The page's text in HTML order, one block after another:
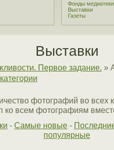
Фонды медиатеки
Выставки
Газеты
Выставки
Первое задание. »
фотографий во всех
ко всем фотографиям
- Самые новые -
популярные